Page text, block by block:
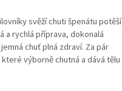
svěží chuti špenátu potěší
a rychlá příprava, dokonalá
chuť plná zdraví. Za pár
výborně chutná a dává tělu